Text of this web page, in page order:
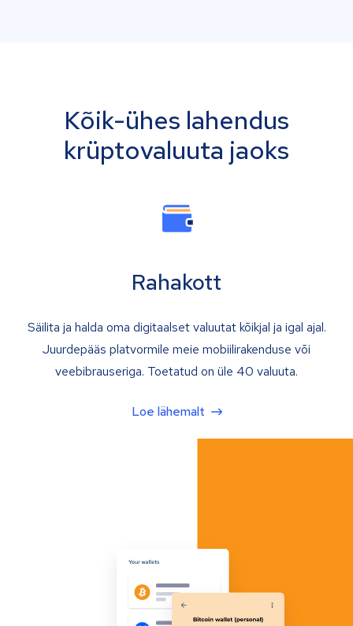
Kõik-ühes lahendus
krüptovaluuta jaoks
Rahakott
Säilita ja halda oma digitaalset valuutat kõikjal ja igal ajal.
Juurdepääs platvormile meie mobiilirakenduse või
veebibrauseriga. Toetatud on üle 40 valuuta.
Loe lähemalt